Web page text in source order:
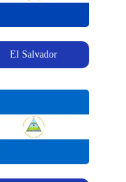
El Salvador